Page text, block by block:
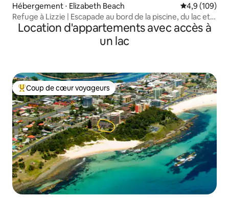
Hébergement ⋅ Elizabeth Beach Évaluation
4,9 (109)
Refuge à Lizzie | Escapade au bord de la piscine, du lac et
dans la brousse
Location d'appartements avec accès à
un lac
Coups de cœur voyageurs les plus appréciés
Coup de cœur voyageurs